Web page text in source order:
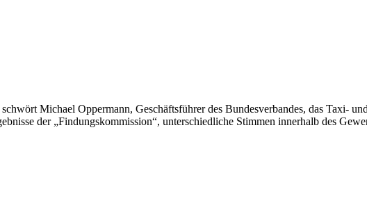
Michael Oppermann, Geschäftsführer des Bundesverbandes, das Taxi-
der „Findungskommission“, unterschiedliche Stimmen innerhalb des